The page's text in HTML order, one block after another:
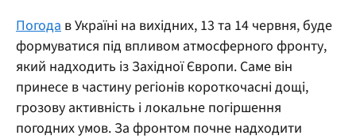
Погода в Україні на вихідних, 13 та 14 червня, буде
формуватися під впливом атмосферного фронту,
який надходить із Західної Європи. Саме він
принесе в частину регіонів короткочасні дощі,
грозову активність і локальне погіршення
погодних умов. За фронтом почне надходити